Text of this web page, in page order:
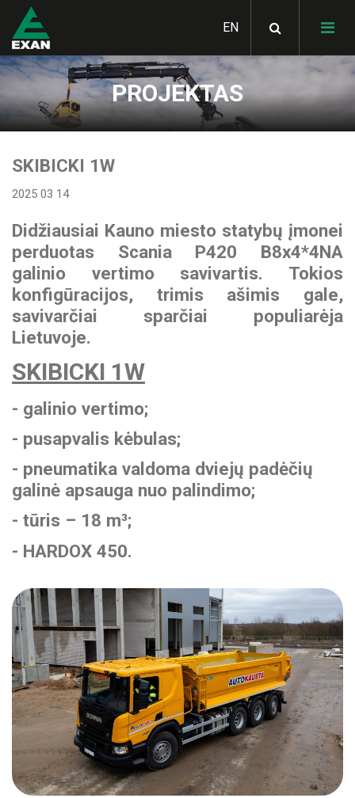
PROJEKTAS
SKIBICKI 1W
2025 03 14
Didžiausiai Kauno miesto statybų įmonei
perduotas Scania P420 B8x4*4NA
galinio vertimo savivartis. Tokios
konfigūracijos, trimis ašimis gale,
savivarčiai sparčiai populiarėja
Lietuvoje.
SKIBICKI 1W
- galinio vertimo;
- pusapvalis kėbulas;
- pneumatika valdoma dviejų padėčių
galinė apsauga nuo palindimo;
- tūris – 18 m³;
- HARDOX 450.